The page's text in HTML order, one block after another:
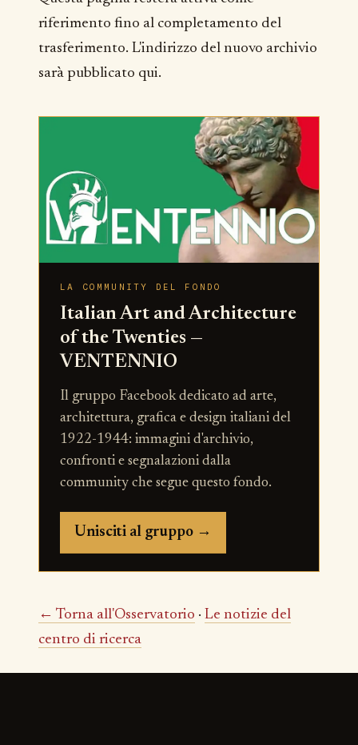
riferimento fino al completamento del
trasferimento. L'indirizzo del nuovo archivio
sarà pubblicato qui.
LA COMMUNITY DEL FONDO
Italian Art and Architecture
of the Twenties —
VENTENNIO
Il gruppo Facebook dedicato ad arte,
architettura, grafica e design italiani del
1922-1944: immagini d'archivio,
confronti e segnalazioni dalla
community che segue questo fondo.
Unisciti al gruppo →
← Torna all'Osservatorio · Le notizie del
centro di ricerca